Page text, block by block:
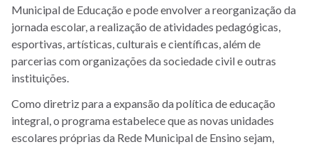
Municipal de Educação e pode envolver a reorganização da
jornada escolar, a realização de atividades pedagógicas,
esportivas, artísticas, culturais e científicas, além de
parcerias com organizações da sociedade civil e outras
instituições.
Como diretriz para a expansão da política de educação
integral, o programa estabelece que as novas unidades
escolares próprias da Rede Municipal de Ensino sejam,